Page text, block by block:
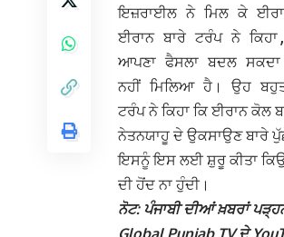
ਇਜ਼ਰਾਈਲ ਨੇ ਮਿਲ ਕੇ
ਈਰਾਨ ਬਾਰੇ ਟਰੰਪ ਨੇ
ਆਪਣਾ ਫੈਸਲਾ ਬਦਲ
ਨਹੀਂ ਮਿਲਿਆ ਹੈ। ਉਹ
ਟਰੰਪ ਨੇ ਕਿਹਾ ਕਿ ਈਰਾਨ ਕੋਲ
ਨੇਤਨਯਾਹੂ ਦੇ ਉਕਸਾਉਣ ਬਾਰੇ
ਇਸਨੂੰ ਇਸ ਲਈ ਸ਼ੁਰੂ ਕੀਤਾ
ਦੀ ਹੋਂਦ ਨਾ ਹੁੰਦੀ।
ਨੋਟ: ਪੰਜਾਬੀ ਦੀਆਂ ਖ਼ਬਰਾਂ
Global Punjab TV ਦੇ